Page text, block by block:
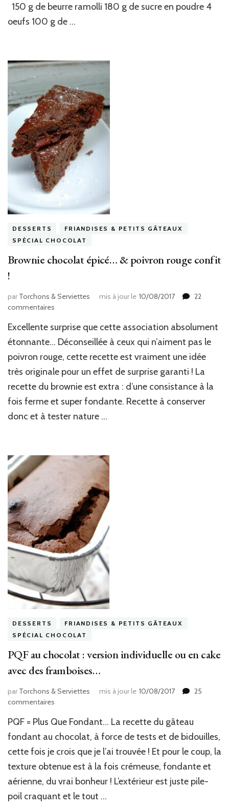
150 g de beurre ramolli 180 g de sucre en poudre 4
oeufs 100 g de …
DESSERTS
FRIANDISES & PETITS GÂTEAUX
SPÉCIAL CHOCOLAT
Brownie chocolat épicé… & poivron rouge confit
!
par Torchons & Serviettes mis à jour le 10/08/2017
22
commentaires
chocolat
épicé…
poivron
rouge
!
Excellente surprise que cette association absolument
étonnante… Déconseillée à ceux qui n’aiment pas le
poivron rouge, cette recette est vraiment une idée
très originale pour un effet de surprise garanti ! La
recette du brownie est extra : d’une consistance à la
fois ferme et super fondante. Recette à conserver
donc et à tester nature …
DESSERTS
FRIANDISES & PETITS GÂTEAUX
SPÉCIAL CHOCOLAT
PQF au chocolat : version individuelle ou en cake
avec des framboises…
par Torchons & Serviettes mis à jour le 10/08/2017
25
commentaires
au
chocolat
version
individuelle
en
cake
PQF = Plus Que Fondant… La recette du gâteau
fondant au chocolat, à force de tests et de bidouilles,
cette fois je crois que je l’ai trouvée ! Et pour le coup, la
texture obtenue est à la fois crémeuse, fondante et
aérienne, du vrai bonheur ! L’extérieur est juste pile-
poil craquant et le tout …